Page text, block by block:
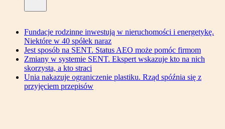
Fundacje rodzinne inwestują w nieruchomości i energetykę.
Niektóre w 40 spółek naraz
Jest sposób na SENT. Status AEO może pomóc firmom
Zmiany w systemie SENT. Ekspert wskazuje kto na nich
skorzysta, a kto straci
Unia nakazuje ograniczenie plastiku. Rząd spóźnia się z
przyjęciem przepisów